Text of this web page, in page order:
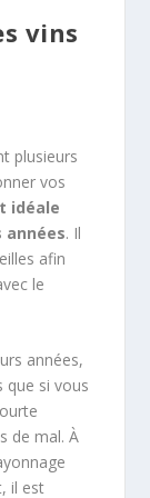
vins
plusieurs
vos
idéale
années. Il
afin
le
années,
que si vous
de mal. À
il est